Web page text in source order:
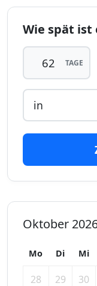
Wie spät ist
TAGE
Oktober
Mo Di Mi
28 29 30